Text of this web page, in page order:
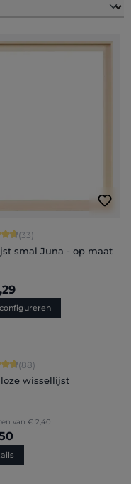
waardering van 4.82
(33)
smal Juna - op maat
waardering van 4.84
(88)
wissellijst
van € 2,40